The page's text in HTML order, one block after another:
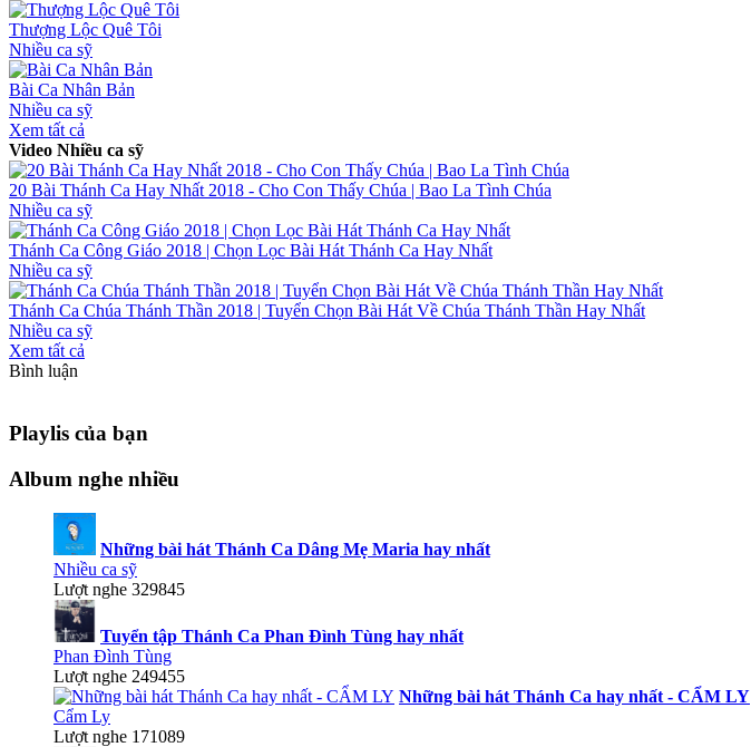
Thượng Lộc Quê Tôi
Nhiều ca sỹ
Bài Ca Nhân Bản
Nhiều ca sỹ
Xem tất cả
Video Nhiều ca sỹ
20 Bài Thánh Ca Hay Nhất 2018 - Cho Con Thấy Chúa | Bao La Tình Chúa
Nhiều ca sỹ
Thánh Ca Công Giáo 2018 | Chọn Lọc Bài Hát Thánh Ca Hay Nhất
Nhiều ca sỹ
Thánh Ca Chúa Thánh Thần 2018 | Tuyển Chọn Bài Hát Về Chúa Thánh Thần Hay Nhất
Nhiều ca sỹ
Xem tất cả
Bình luận
Playlis của bạn
Album nghe nhiều
Những bài hát Thánh Ca Dâng Mẹ Maria hay nhất
Nhiều ca sỹ
Lượt nghe 329845
Tuyển tập Thánh Ca Phan Đình Tùng hay nhất
Phan Đình Tùng
Lượt nghe 249455
Những bài hát Thánh Ca hay nhất - CẨM LY
Cẩm Ly
Lượt nghe 171089